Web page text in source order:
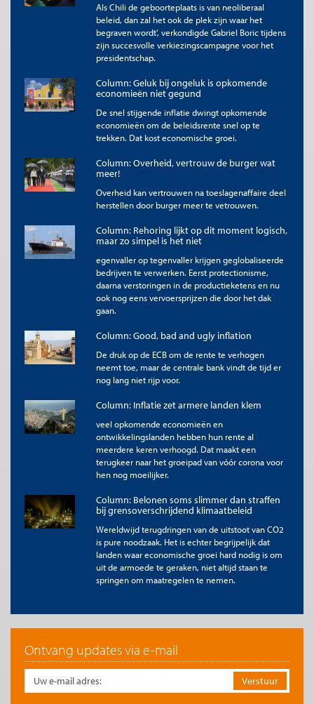
Als Chili de geboorteplaats is van neoliberaal
beleid, dan zal het ook de plek zijn waar het
begraven wordt’, verkondigde Gabriel Boric tijdens
zijn succesvolle verkiezingscampagne voor het
presidentschap.
Column: Geluk bij ongeluk is opkomende
economieën niet gegund
De snel stijgende inflatie dwingt opkomende
economieën om de beleidsrente snel op te
trekken. Dat kost economische groei.
Column: Overheid, vertrouw de burger wat
meer!
Overheid kan vertrouwen na toeslagenaffaire deel
herstellen door burger meer te vetrouwen.
Column: Rehoring lijkt op dit moment logisch,
maar zo simpel is het niet
egenvaller op tegenvaller krijgen geglobaliseerde
bedrijven te verwerken. Eerst protectionisme,
daarna verstoringen in de productieketens en nu
ook nog eens vervoersprijzen die door het dak
gaan.
Column: Good, bad and ugly inflation
De druk op de ECB om de rente te verhogen
neemt toe, maar de centrale bank vindt de tijd er
nog lang niet rijp voor.
Column: Inflatie zet armere landen klem
veel opkomende economieën en
ontwikkelingslanden hebben hun rente al
meerdere keren verhoogd. Dat maakt een
terugkeer naar het groeipad van vóór corona voor
hen nog moeilijker.
Column: Belonen soms slimmer dan straffen
bij grensoverschrijdend klimaatbeleid
Wereldwijd terugdringen van de uitstoot van CO2
is pure noodzaak. Het is echter begrijpelijk dat
landen waar economische groei hard nodig is om
uit de armoede te geraken, niet altijd staan te
springen om maatregelen te nemen.
Ontvang updates via e-mail